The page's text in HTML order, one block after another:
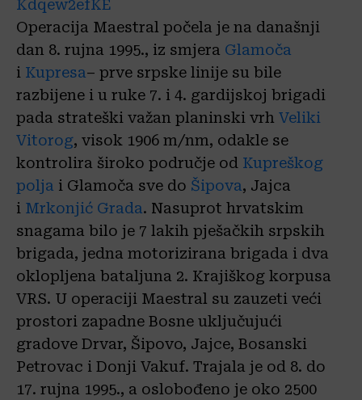
Kdqew2efKE
Operacija Maestral počela je na današnji
dan 8. rujna 1995., iz smjera Glamoča
i Kupresa– prve srpske linije su bile
razbijene i u ruke 7. i 4. gardijskoj brigadi
pada strateški važan planinski vrh Veliki
Vitorog, visok 1906 m/nm, odakle se
kontrolira široko područje od Kupreškog
polja i Glamoča sve do Šipova, Jajca
i Mrkonjić Grada. Nasuprot hrvatskim
snagama bilo je 7 lakih pješačkih srpskih
brigada, jedna motorizirana brigada i dva
oklopljena bataljuna 2. Krajiškog korpusa
VRS. U operaciji Maestral su zauzeti veći
prostori zapadne Bosne uključujući
gradove Drvar, Šipovo, Jajce, Bosanski
Petrovac i Donji Vakuf. Trajala je od 8. do
17. rujna 1995., a oslobođeno je oko 2500